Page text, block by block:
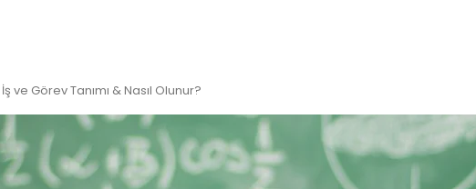
ve Görev Tanımı & Nasıl Olunur?